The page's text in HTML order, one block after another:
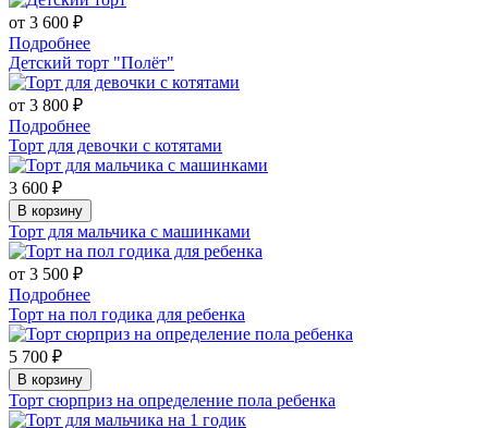
от 3 600 ₽
Подробнее
Детский торт "Полёт"
от 3 800 ₽
Подробнее
Торт для девочки с котятами
3 600 ₽
В корзину
Торт для мальчика с машинками
от 3 500 ₽
Подробнее
Торт на пол годика для ребенка
5 700 ₽
В корзину
Торт сюрприз на определение пола ребенка